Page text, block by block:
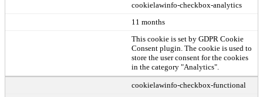
cookielawinfo-checkbox-analytics
11 months
This cookie is set by GDPR Cookie
Consent plugin. The cookie is used to
store the user consent for the cookies
in the category "Analytics".
cookielawinfo-checkbox-functional